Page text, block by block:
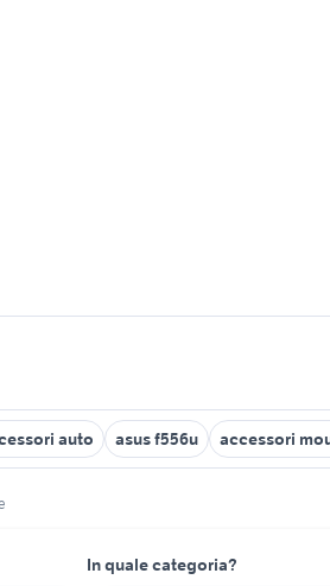
auto asus f556u accessori
In quale categoria?